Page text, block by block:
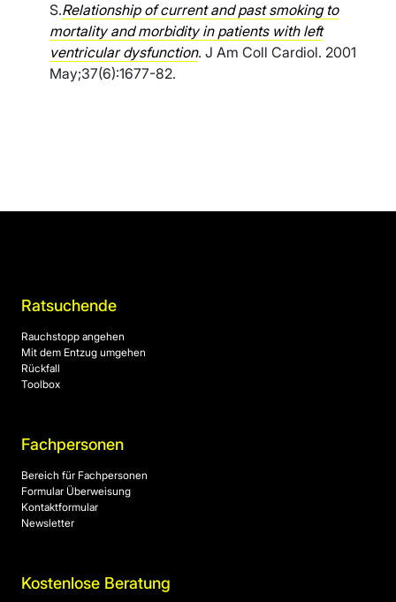
S.Relationship of current and past smoking to
mortality and morbidity in patients with left
ventricular dysfunction. J Am Coll Cardiol. 2001
May;37(6):1677-82.
Ratsuchende
Rauchstopp angehen
Mit dem Entzug umgehen
Rückfall
Toolbox
Fachpersonen
Bereich für Fachpersonen
Formular Überweisung
Kontaktformular
Newsletter
Kostenlose Beratung